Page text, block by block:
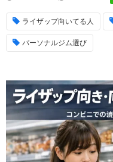
ライザップ向いてる人
パーソナルジム選び